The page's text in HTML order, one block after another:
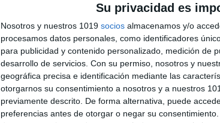
Su privacidad es
Nosotros y nuestros 1019 socios almacenamos y/o
procesamos datos personales, como identificadores
para publicidad y contenido personalizado, medición de
desarrollo de servicios. Con su permiso, nosotros y
geográfica precisa e identificación mediante las
otorgarnos su consentimiento a nosotros y a nuestros
previamente descrito. De forma alternativa, puede
preferencias antes de otorgar o negar su consentimiento.